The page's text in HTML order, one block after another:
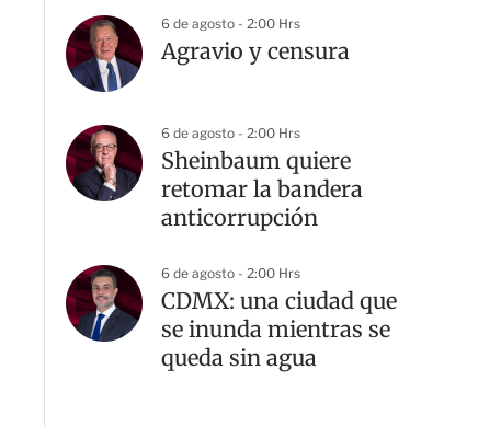
6 de agosto - 2:00 Hrs
Agravio y censura
6 de agosto - 2:00 Hrs
Sheinbaum quiere
retomar la bandera
anticorrupción
6 de agosto - 2:00 Hrs
CDMX: una ciudad que
se inunda mientras se
queda sin agua